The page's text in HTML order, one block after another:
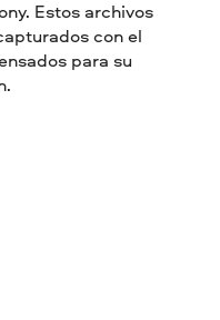
Estos archivos
con el
para su